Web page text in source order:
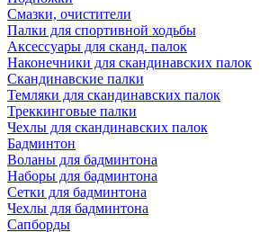
Смазки, очистители
Палки для спортивной ходьбы
Аксессуары для сканд. палок
Наконечники для скандинавских палок
Скандинавские палки
Темляки для скандинавских палок
Треккинговые палки
Чехлы для скандинавских палок
Бадминтон
Воланы для бадминтона
Наборы для бадминтона
Сетки для бадминтона
Чехлы для бадминтона
Сапборды